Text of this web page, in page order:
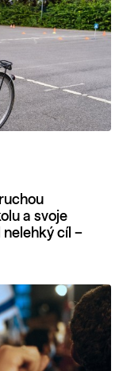
a svoje
nelehký cíl –